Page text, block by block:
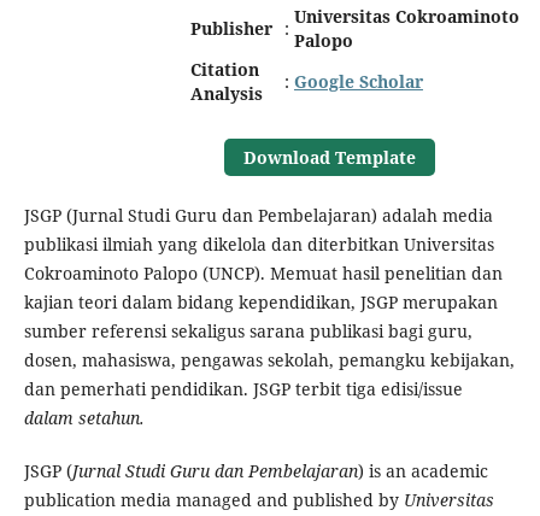
Publisher :
Universitas Cokroaminoto
Palopo
Citation
Analysis
: Google Scholar
Download Template
JSGP (Jurnal Studi Guru dan Pembelajaran) adalah media
publikasi ilmiah yang dikelola dan diterbitkan Universitas
Cokroaminoto Palopo (UNCP). Memuat hasil penelitian dan
kajian teori dalam bidang kependidikan, JSGP merupakan
sumber referensi sekaligus sarana publikasi bagi guru,
dosen, mahasiswa, pengawas sekolah, pemangku kebijakan,
dan pemerhati pendidikan. JSGP terbit tiga edisi/issue
dalam setahun.
JSGP (Jurnal Studi Guru dan Pembelajaran) is an academic
publication media managed and published by Universitas